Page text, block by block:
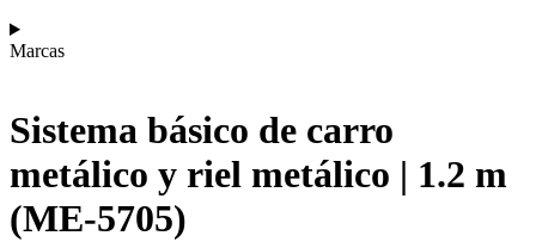
Marcas
Sistema básico de carro
metálico y riel metálico | 1.2 m
(ME-5705)